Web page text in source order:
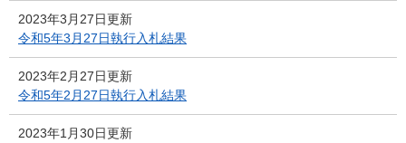
2023年3月27日更新
令和5年3月27日執行入札結果
2023年2月27日更新
令和5年2月27日執行入札結果
2023年1月30日更新